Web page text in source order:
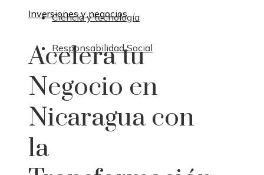
Ciencia y tecnología
Responsabilidad Social
Inversiones y negocios
Acelera tu
Negocio en
Nicaragua con
la